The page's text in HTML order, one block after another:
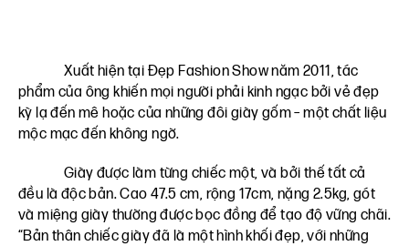
Xuất hiện tại Đẹp Fashion Show năm 2011, tác
phẩm của ông khiến mọi người phải kinh ngạc bởi vẻ đẹp
kỳ lạ đến mê hoặc của những đôi giày gốm – một chất liệu
mộc mạc đến không ngờ.
Giày được làm từng chiếc một, và bởi thế tất cả
đều là độc bản. Cao 47.5 cm, rộng 17cm, nặng 2.5kg, gót
và miệng giày thường được bọc đồng để tạo độ vững chãi.
“Bản thân chiếc giày đã là một hình khối đẹp, với những